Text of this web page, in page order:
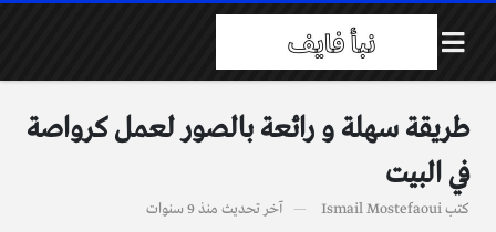
طريقة سهلة و رائعة بالصور لعمل كرواصة
في البيت
كتبIsmail Mostefaoui آخر تحديث منذ 9 سنوات